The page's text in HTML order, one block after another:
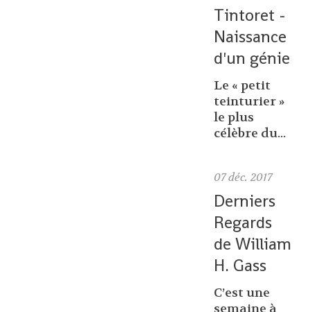
Tintoret -
Naissance
d'un génie
Le « petit
teinturier »
le plus
célèbre du...
07 déc. 2017
Derniers
Regards
de William
H. Gass
C’est une